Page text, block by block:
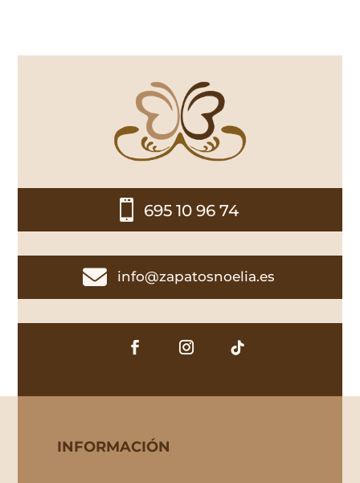
 695 10 96 74
 info@zapatosnoelia.es
INFORMACIÓN